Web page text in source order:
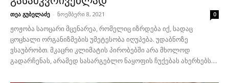
თეა გუბელაძე - ნოემბერი 8, 2021 0
ჟოჟობა საოცარი მცენარეა, რომელიც იზრდება იქ, სადაც
ცოცხალი ორგანიზმების უმეტესობა იღუპება. უდაბნოზე
ვსაუბრობთ. მკაცრი კლიმატის პირობებში არა მხოლოდ
გადარჩენას, არამედ სასარგებლო ნაყოფის ჩუქებას ახერხებს....